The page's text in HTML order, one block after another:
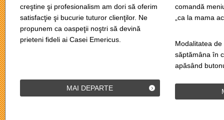
creştine şi profesionalism am dori să oferim
satisfacţie şi bucurie tuturor clienţilor. Ne
propunem ca oaspeţii noştri să devină
prieteni fideli ai Casei Emericus.
MAI DEPARTE
comandă
„ca la mama
Modalitatea
săptămâna în
apăsând